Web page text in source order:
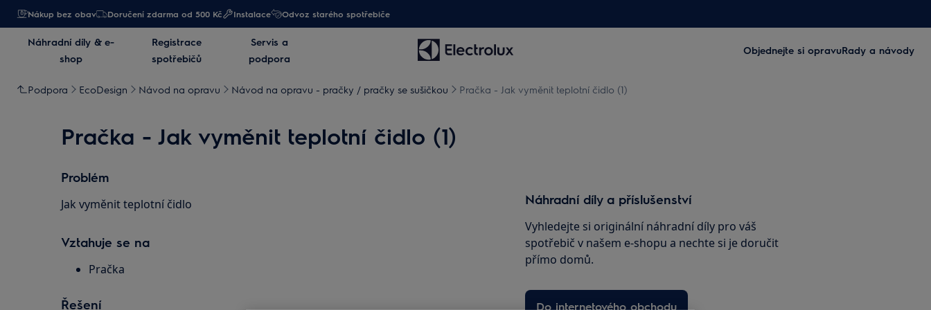
Nákup bez obav Doručení zdarma od 500 Kč Instalace Odvoz starého spotřebiče
Náhradní díly & e-
shop
Registrace
spotřebičů
Servis a
podpora
Objednejte si opravuRady a návody
Podpora EcoDesign Návod na opravu Návod na opravu - pračky / pračky se sušičkou Pračka - Jak vyměnit teplotní čidlo (1)
Pračka - Jak vyměnit teplotní čidlo (1)
Problém
Jak vyměnit teplotní čidlo
Vztahuje se na
Pračka
Řešení
Náhradní díly a příslušenství
Vyhledejte si originální náhradní díly pro váš
spotřebič v našem e-shopu a nechte si je doručit
přímo domů.
Do internetového obchodu